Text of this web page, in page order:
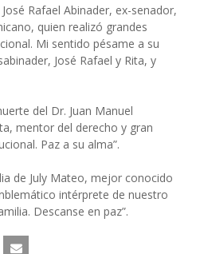
Rafael Abinader, ex-senador,
quien realizó grandes
Mi sentido pésame a su
José Rafael y Rita, y
del Dr. Juan Manuel
mentor del derecho y gran
Paz a su alma”.
de July Mateo, mejor conocido
intérprete de nuestro
Descanse en paz”.